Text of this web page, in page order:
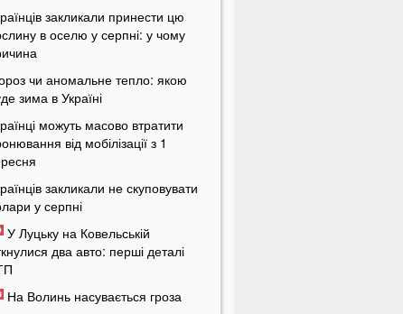
закликали принести цю
в оселю у серпні: у чому
чи аномальне тепло: якою
зима в Україні
можуть масово втратити
від мобілізації з 1
закликали не скуповувати
у серпні
У Луцьку на Ковельській
два авто: перші деталі
На Волинь насувається гроза